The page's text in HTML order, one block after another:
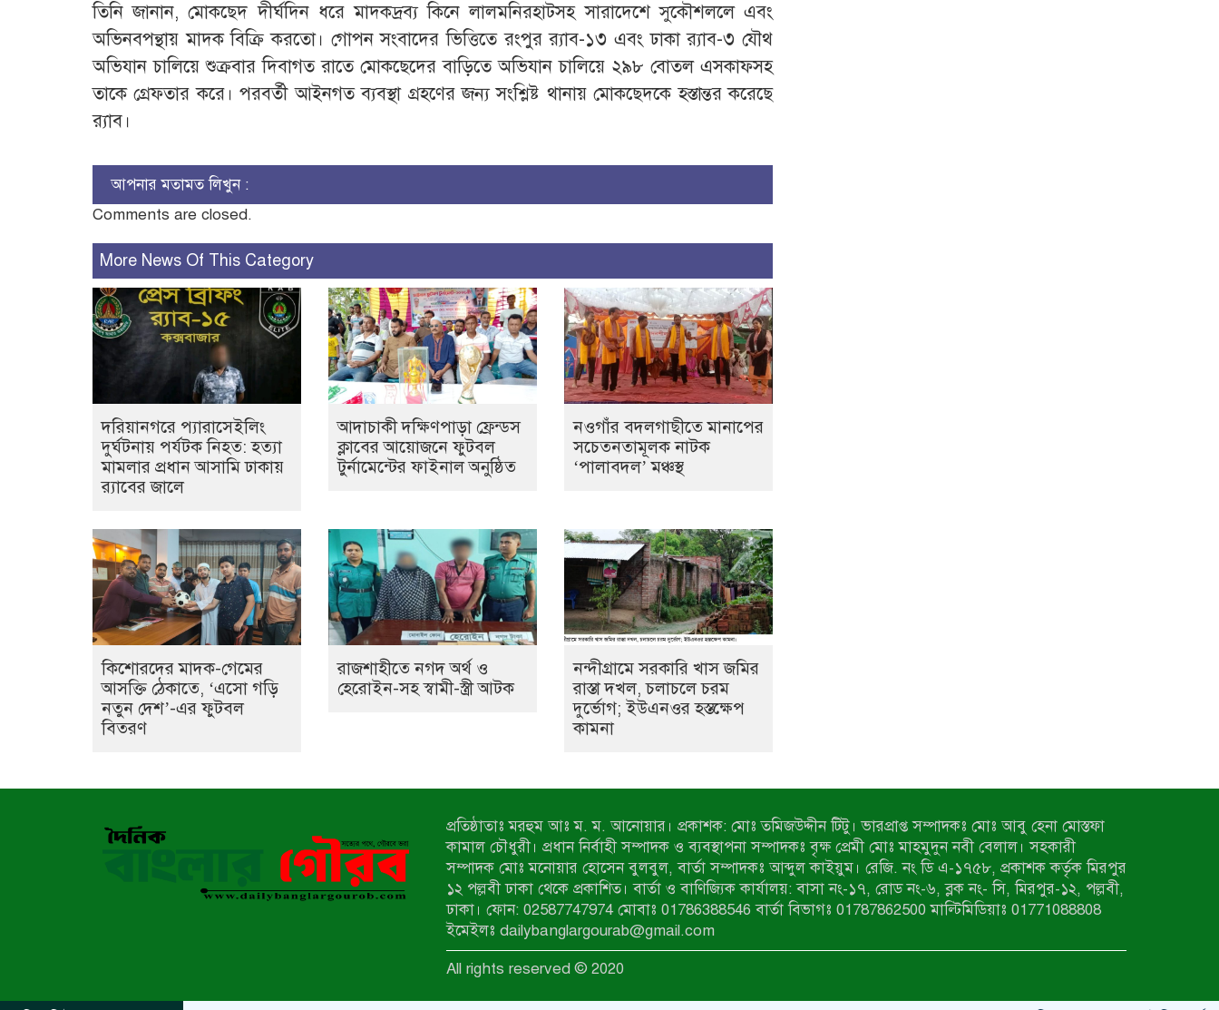
তিনি জানান, মোকছেদ দীর্ঘদিন ধরে মাদকদ্রব্য কিনে লালমনিরহাটসহ সারাদেশে সুকৌশললে এবং
অভিনবপন্থায় মাদক বিক্রি করতো। গোপন সংবাদের ভিত্তিতে রংপুর র‌্যাব-১৩ এবং ঢাকা র‌্যাব-৩ যৌথ
অভিযান চালিয়ে শুক্রবার দিবাগত রাতে মোকছেদের বাড়িতে অভিযান চালিয়ে ২৯৮ বোতল এসকাফসহ
তাকে গ্রেফতার করে। পরবর্তী আইনগত ব্যবস্থা গ্রহণের জন্য সংশ্লিষ্ট থানায় মোকছেদকে হস্তান্তর করেছে
র‌্যাব।
আপনার মতামত লিখুন :
Comments are closed.
More News Of This Category
দরিয়ানগরে প্যারাসেইলিং
দুর্ঘটনায় পর্যটক নিহত: হত্যা
মামলার প্রধান আসামি ঢাকায়
র‌্যাবের জালে
আদাচাকী দক্ষিণপাড়া ফ্রেন্ডস
ক্লাবের আয়োজনে ফুটবল
টুর্নামেন্টের ফাইনাল অনুষ্ঠিত
নওগাঁর বদলগাছীতে মানাপের
সচেতনতামূলক নাটক
‘পালাবদল’ মঞ্চস্থ
কিশোরদের মাদক-গেমের
আসক্তি ঠেকাতে, ‘এসো গড়ি
নতুন দেশ’-এর ফুটবল
বিতরণ
রাজশাহীতে নগদ অর্থ ও
হেরোইন-সহ স্বামী-স্ত্রী আটক
নন্দীগ্রামে সরকারি খাস জমির
রাস্তা দখল, চলাচলে চরম
দুর্ভোগ; ইউএনওর হস্তক্ষেপ
কামনা
প্রতিষ্ঠাতাঃ মরহুম আঃ ম. ম. আনোয়ার। প্রকাশক: মোঃ তমিজউদ্দীন টিটু। ভারপ্রাপ্ত সম্পাদকঃ মোঃ আবু হেনা মোস্তফা
কামাল চৌধুরী। প্রধান নির্বাহী সম্পাদক ও ব্যবস্থাপনা সম্পাদকঃ বৃক্ষ প্রেমী মোঃ মাহমুদুন নবী বেলাল। সহকারী
সম্পাদক মোঃ মনোয়ার হোসেন বুলবুল, বার্তা সম্পাদকঃ আব্দুল কাইয়ুম। রেজি. নং ডি এ-১৭৫৮, প্রকাশক কর্তৃক মিরপুর
১২ পল্লবী ঢাকা থেকে প্রকাশিত। বার্তা ও বাণিজ্যিক কার্যালয়: বাসা নং-১৭, রোড নং-৬, ব্লক নং- সি, মিরপুর-১২, পল্লবী,
ঢাকা। ফোন: 02587747974 মোবাঃ 01786388546 বার্তা বিভাগঃ 01787862500 মাল্টিমিডিয়াঃ 01771088808
ইমেইলঃ dailybanglargourab@gmail.com
All rights reserved © 2020